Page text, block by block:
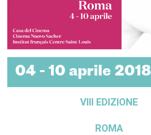
04 - 10 aprile 2018
VIII EDIZIONE
ROMA